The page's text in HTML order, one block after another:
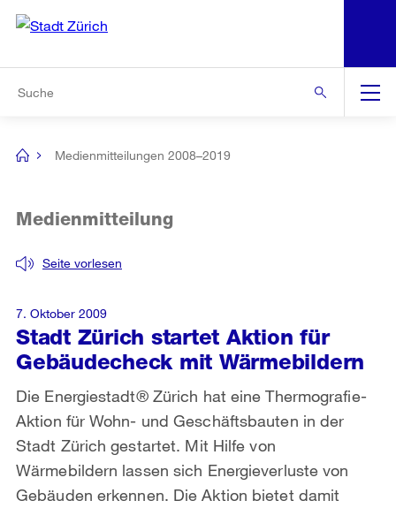
Navigation
[no
Medienmitteilungen 2008–2019
Stadt Zürich startet Aktion für
Gebäudecheck mit Wärmebildern
Seite vorlesen
Medienmitteilung
Die Energiestadt® Zürich hat eine Thermografie-
Aktion für Wohn- und Geschäftsbauten in der
Stadt Zürich gestartet. Mit Hilfe von
Wärmebildern lassen sich Energieverluste von
Gebäuden erkennen. Die Aktion bietet damit
7. Oktober 2009